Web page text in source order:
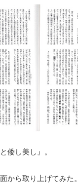
倭し美し』。
から取り上げてみた